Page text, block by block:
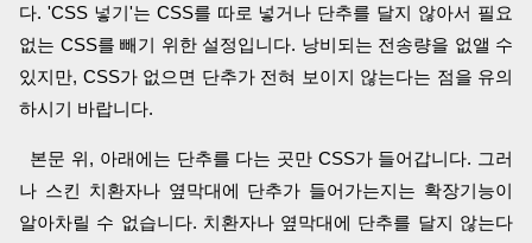
다. 'CSS 넣기'는 CSS를 따로 넣거나 단추를 달지 않아서 필요
없는 CSS를 빼기 위한 설정입니다. 낭비되는 전송량을 없앨 수
있지만, CSS가 없으면 단추가 전혀 보이지 않는다는 점을 유의
하시기 바랍니다.
본문 위, 아래에는 단추를 다는 곳만 CSS가 들어갑니다. 그러
나 스킨 치환자나 옆막대에 단추가 들어가는지는 확장기능이
알아차릴 수 없습니다. 치환자나 옆막대에 단추를 달지 않는다